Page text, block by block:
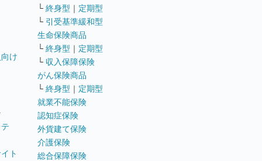
け
ト
└ 終身型 ｜ 定期型
└ 引受基準緩和型
生命保険商品
└ 終身型 ｜ 定期型
└ 収入保障保険
がん保険商品
└ 終身型 ｜ 定期型
就業不能保険
認知症保険
外貨建て保険
介護保険
総合保障保険